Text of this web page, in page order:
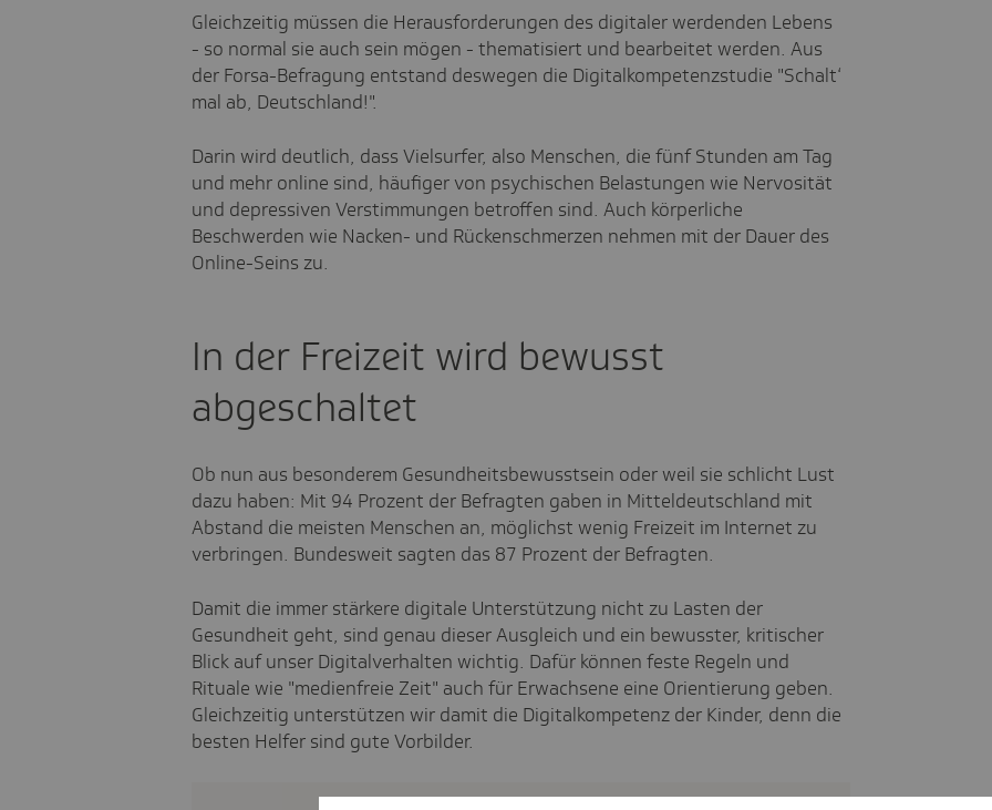
Gleichzeitig müssen die Herausforderungen des digitaler werdenden Lebens
- so normal sie auch sein mögen - thematisiert und bearbeitet werden. Aus
der Forsa-Befragung entstand deswegen die Digitalkompetenzstudie "Schalt‘
mal ab, Deutschland!".
Darin wird deutlich, dass Vielsurfer, also Menschen, die fünf Stunden am Tag
und mehr online sind, häufiger von psychischen Belastungen wie Nervosität
und depressiven Verstimmungen betroffen sind. Auch körperliche
Beschwerden wie Nacken- und Rückenschmerzen nehmen mit der Dauer des
Online-Seins zu.
In der Freizeit wird bewusst
abgeschaltet
Ob nun aus besonderem Gesundheitsbewusstsein oder weil sie schlicht Lust
dazu haben: Mit 94 Prozent der Befragten gaben in Mitteldeutschland mit
Abstand die meisten Menschen an, möglichst wenig Freizeit im Internet zu
verbringen. Bundesweit sagten das 87 Prozent der Befragten.
Damit die immer stärkere digitale Unterstützung nicht zu Lasten der
Gesundheit geht, sind genau dieser Ausgleich und ein bewusster, kritischer
Blick auf unser Digitalverhalten wichtig. Dafür können feste Regeln und
Rituale wie "medienfreie Zeit" auch für Erwachsene eine Orientierung geben.
Gleichzeitig unterstützen wir damit die Digitalkompetenz der Kinder, denn die
besten Helfer sind gute Vorbilder.